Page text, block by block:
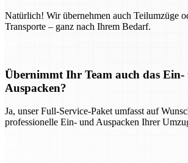
Natürlich! Wir übernehmen auch Teilumzüge
Transporte – ganz nach Ihrem Bedarf.
Übernimmt Ihr Team auch das Ein-
Auspacken?
Ja, unser Full-Service-Paket umfasst auf
professionelle Ein- und Auspacken Ihrer